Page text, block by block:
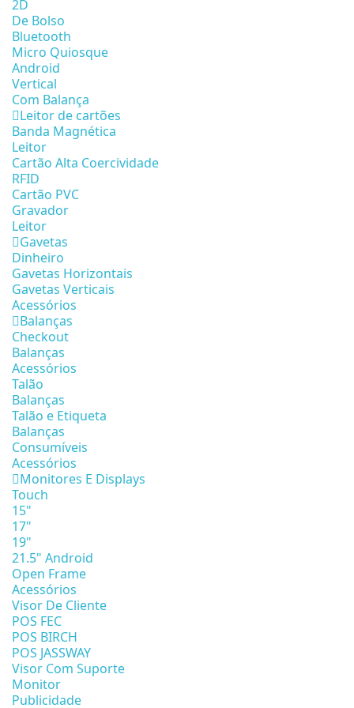
2D
De Bolso
Bluetooth
Micro Quiosque
Android
Vertical
Com Balança
Leitor de cartões
Banda Magnética
Leitor
Cartão Alta Coercividade
RFID
Cartão PVC
Gravador
Leitor
Gavetas
Dinheiro
Gavetas Horizontais
Gavetas Verticais
Acessórios
Balanças
Checkout
Balanças
Acessórios
Talão
Balanças
Talão e Etiqueta
Balanças
Consumíveis
Acessórios
Monitores E Displays
Touch
15"
17"
19"
21.5" Android
Open Frame
Acessórios
Visor De Cliente
POS FEC
POS BIRCH
POS JASSWAY
Visor Com Suporte
Monitor
Publicidade